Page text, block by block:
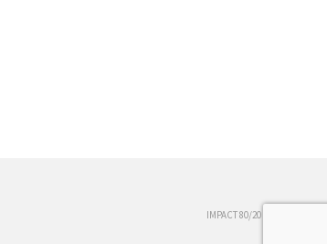
IMPACT 80/20